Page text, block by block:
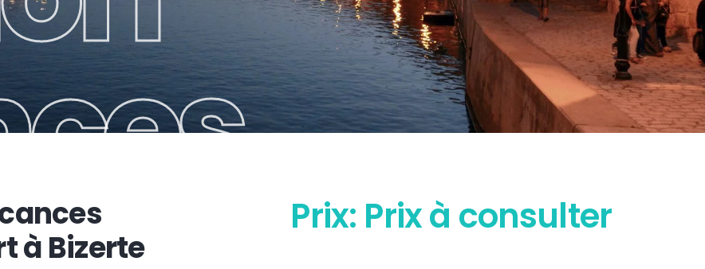
à Bizerte
Prix: Prix à consulter